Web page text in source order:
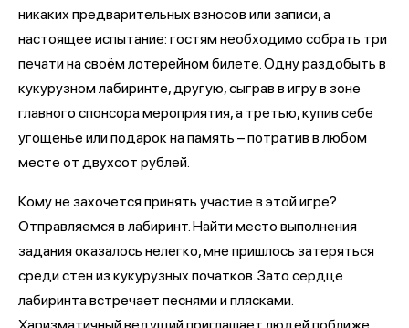
никаких предварительных взносов или записи, а
настоящее испытание: гостям необходимо собрать три
печати на своём лотерейном билете. Одну раздобыть в
кукурузном лабиринте, другую, сыграв в игру в зоне
главного спонсора мероприятия, а третью, купив себе
угощенье или подарок на память – потратив в любом
месте от двухсот рублей.
Кому не захочется принять участие в этой игре?
Отправляемся в лабиринт. Найти место выполнения
задания оказалось нелегко, мне пришлось затеряться
среди стен из кукурузных початков. Зато сердце
лабиринта встречает песнями и плясками.